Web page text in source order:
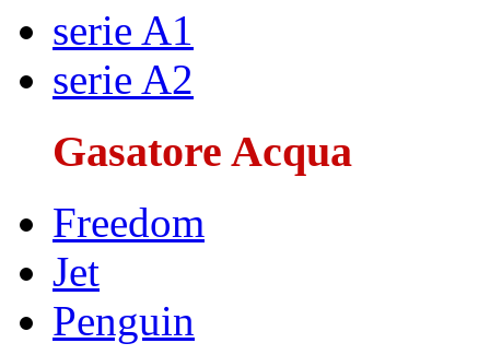
serie A1
serie A2
Gasatore Acqua
Freedom
Jet
Penguin